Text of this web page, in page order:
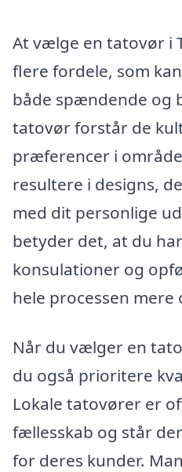
At vælge en tatovør i
flere fordele, som
både spændende og
tatovør forstår de
præferencer i
resultere i designs,
med dit personlige
betyder det, at du
konsulationer og
hele processen mere
Når du vælger en
du også prioritere
Lokale tatovører er
fællesskab og står
for deres kunder.